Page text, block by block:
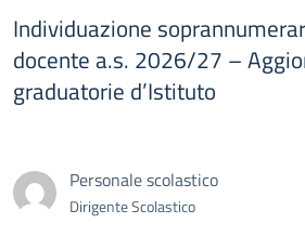
Individuazione
docente a.s. 2026/27 –
graduatorie d’Istituto
Personale scolastico
Dirigente Scolastico